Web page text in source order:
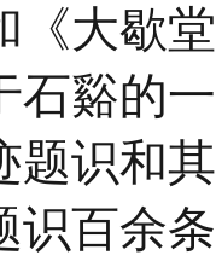
《大歇
石谿的
题识和
识百余